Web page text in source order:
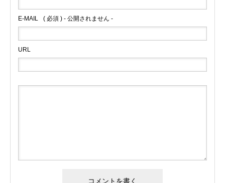
E-MAIL ( 必須 ) - 公開されません -
URL